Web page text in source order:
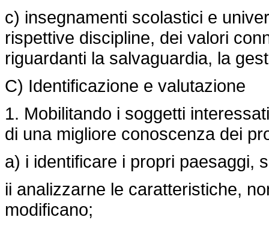
c) insegnamenti scolastici e
rispettive discipline, dei valori
riguardanti la salvaguardia, la
C) Identificazione e valutazione
1. Mobilitando i soggetti
di una migliore conoscenza dei
a) i identificare i propri paesaggi,
ii analizzarne le caratteristiche,
modificano;